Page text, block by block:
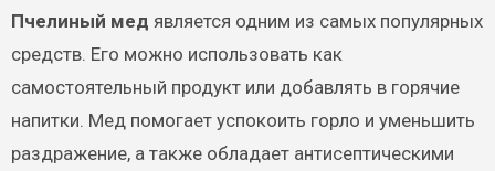
Пчелиный мед является одним из самых популярных
средств. Его можно использовать как
самостоятельный продукт или добавлять в горячие
напитки. Мед помогает успокоить горло и уменьшить
раздражение, а также обладает антисептическими